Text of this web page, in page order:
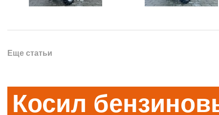
Еще статьи
Косил